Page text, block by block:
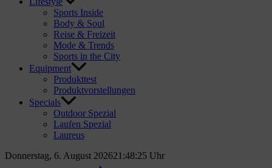
Sports Inside
Body & Soul
Reise & Freizeit
Mode & Trends
Sports in the City
Equipment
Produkttest
Produktvorstellungen
Specials
Outdoor Spezial
Laufen Spezial
Laureus
Donnerstag, 6. August 202621:48:27 Uhr